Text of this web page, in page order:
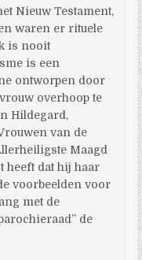
Nieuw Testament,
waren er rituele
is nooit
is een
ontworpen door
overhoop te
Hildegard,
van de
Maagd
heeft dat hij haar
voorbeelden voor
met de
de